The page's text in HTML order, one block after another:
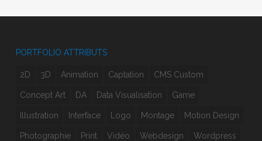
PORTFOLIO ATTRIBUTS
2D 3D Animation Captation CMS Custom
Concept Art DA Data Visualisation Game
Illustration Interface Logo Montage Motion Design
Photographie Print Vidéo Webdesign Wordpress